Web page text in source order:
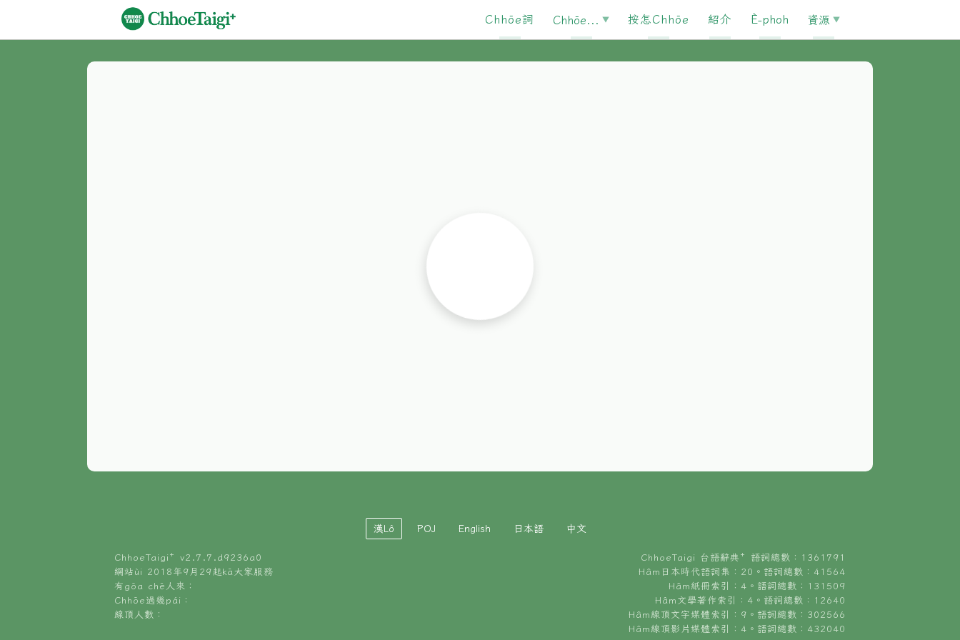
Chhōe詞 Chhōe... 按怎Chhōe 紹介 È-phoh 資源
漢Lô POJ English 日本語 中文
ChhoeTaigi⁺ v2.7.7.d9236a0
網站ùi 2018年9月29起kā大家服務
有gōa chē人來：
Chhōe過幾pái：
線頂人數：
ChhoeTaigi 台語辭典⁺ 語詞總數：1361791
Hâm日本時代語詞集：20。語詞總數：41564
Hâm紙冊索引：4。語詞總數：131509
Hâm文學著作索引：4。語詞總數：12640
Hâm線頂文字媒體索引：9。語詞總數：302566
Hâm線頂影片媒體索引：4。語詞總數：432040